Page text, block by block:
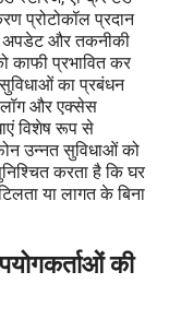
प्रोटोकॉल प्रदान
अपडेट और तकनीकी
काफी प्रभावित कर
का प्रबंधन
लॉग और एक्सेस
विशेष रूप से
उन्नत सुविधाओं को
करता है कि घर
या लागत के बिना
की